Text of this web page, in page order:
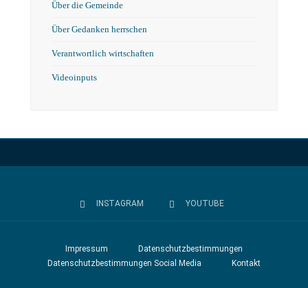
Über die Gemeinde
Über Gedanken herrschen
Verantwortlich wirtschaften
Videoinputs
INSTAGRAM YOUTUBE
Impressum
Datenschutzbestimmungen
Datenschutzbestimmungen Social Media
Kontakt